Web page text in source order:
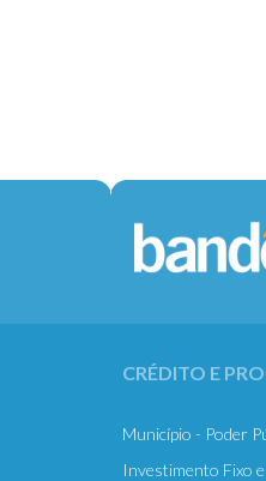
CRÉDITO E
Município - Poder
Investimento Fixo